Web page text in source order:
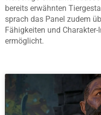
bereits erwähnten
sprach das Panel zudem
Fähigkeiten und
ermöglicht.